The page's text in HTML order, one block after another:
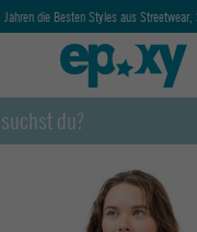
die Besten Styles aus Streetwear,